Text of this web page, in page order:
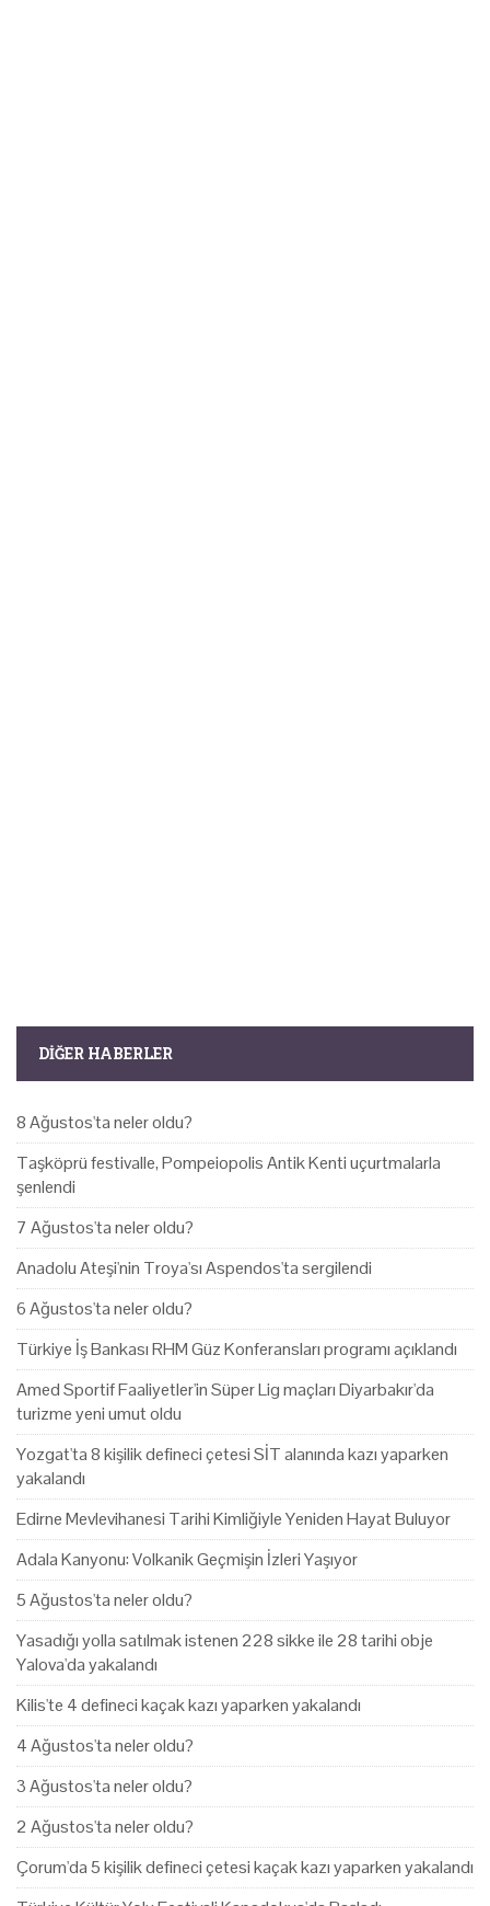
DIĞER HABERLER
8 Ağustos'ta neler oldu?
Taşköprü festivalle, Pompeiopolis Antik Kenti uçurtmalarla
şenlendi
7 Ağustos'ta neler oldu?
Anadolu Ateşi'nin Troya'sı Aspendos'ta sergilendi
6 Ağustos'ta neler oldu?
Türkiye İş Bankası RHM Güz Konferansları programı açıklandı
Amed Sportif Faaliyetler'in Süper Lig maçları Diyarbakır'da
turizme yeni umut oldu
Yozgat'ta 8 kişilik defineci çetesi SİT alanında kazı yaparken
yakalandı
Edirne Mevlevihanesi Tarihi Kimliğiyle Yeniden Hayat Buluyor
Adala Kanyonu: Volkanik Geçmişin İzleri Yaşıyor
5 Ağustos'ta neler oldu?
Yasadığı yolla satılmak istenen 228 sikke ile 28 tarihi obje
Yalova'da yakalandı
Kilis'te 4 defineci kaçak kazı yaparken yakalandı
4 Ağustos'ta neler oldu?
3 Ağustos'ta neler oldu?
2 Ağustos'ta neler oldu?
Çorum'da 5 kişilik defineci çetesi kaçak kazı yaparken yakalandı